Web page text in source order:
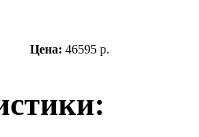
Цена: 46595 р.